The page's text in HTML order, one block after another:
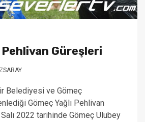
Pehlivan Güreşleri
Belediyesi ve Gömeç
Gömeç Yağlı Pehlivan
2022 tarihinde Gömeç Ulubey